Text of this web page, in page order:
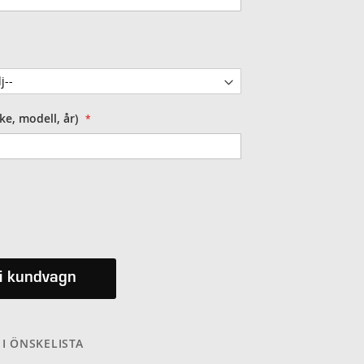
modell, år)
kundvagn
ÖNSKELISTA